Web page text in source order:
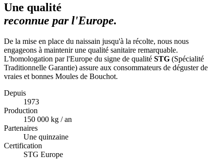
Une qualité
reconnue par l'Europe.
De la mise en place du naissain jusqu'à la récolte, nous nous
engageons à maintenir une qualité sanitaire remarquable.
L'homologation par l'Europe du signe de qualité STG (Spécialité
Traditionnelle Garantie) assure aux consommateurs de déguster de
vraies et bonnes Moules de Bouchot.
Depuis
1973
Production
150 000 kg / an
Partenaires
Une quinzaine
Certification
STG Europe